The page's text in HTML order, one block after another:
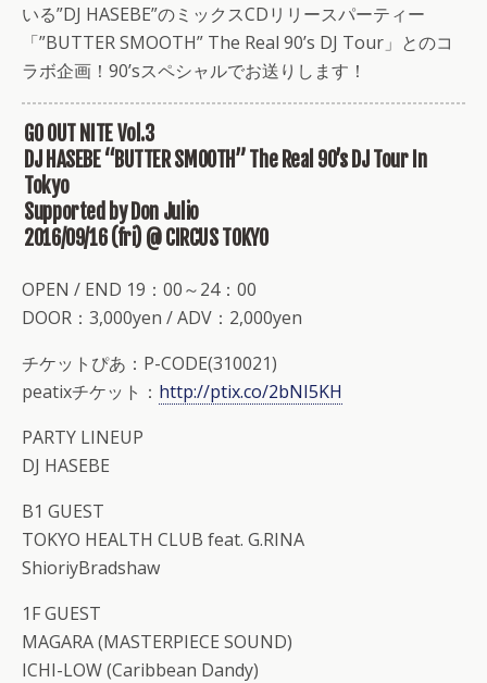
いる”DJ HASEBE”のミックスCDリリースパーティー
「”BUTTER SMOOTH” The Real 90’s DJ Tour」とのコ
ラボ企画！90’sスペシャルでお送りします！
GO OUT NITE Vol.3
DJ HASEBE “BUTTER SMOOTH” The Real 90’s DJ Tour In
Tokyo
Supported by Don Julio
2016/09/16 (fri) @ CIRCUS TOKYO
OPEN / END 19：00～24：00
DOOR：3,000yen / ADV：2,000yen
チケットぴあ：P-CODE(310021)
peatixチケット： http://ptix.co/2bNI5KH
PARTY LINEUP
DJ HASEBE
B1 GUEST
TOKYO HEALTH CLUB feat. G.RINA
ShioriyBradshaw
1F GUEST
MAGARA (MASTERPIECE SOUND)
ICHI-LOW (Caribbean Dandy)